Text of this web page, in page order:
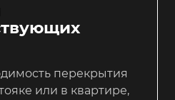
перекрытия
или в квартире,